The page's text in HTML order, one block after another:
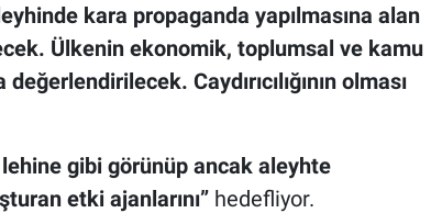
kara propaganda yapılmasına alan
Ülkenin ekonomik, toplumsal ve kamu
Caydırıcılığının olması
gibi görünüp ancak aleyhte
etki ajanlarını”hedefliyor.